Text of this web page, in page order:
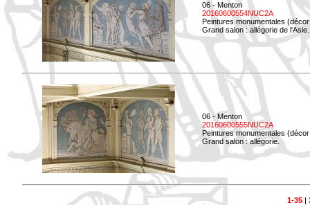
06 - Menton
20160600554NUC2A
Peintures monumentales
Grand salon : allégorie de l'Asie.
06 - Menton
20160600555NUC2A
Peintures monumentales
Grand salon : allégorie.
1-35|